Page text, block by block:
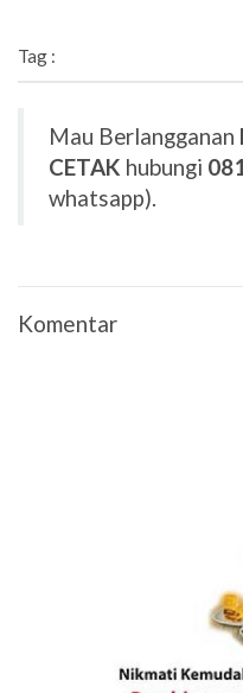
Tag :
Mau Berlangganan
CETAK hubungi
whatsapp).
Komentar